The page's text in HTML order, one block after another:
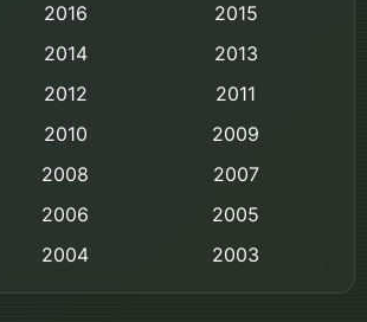
Crime อาชญากรรม
Crime อาชญากรรม
2016
2015
2014
2013
2012
2011
2010
2009
2008
2007
2006
2005
2004
2003
2002
2000